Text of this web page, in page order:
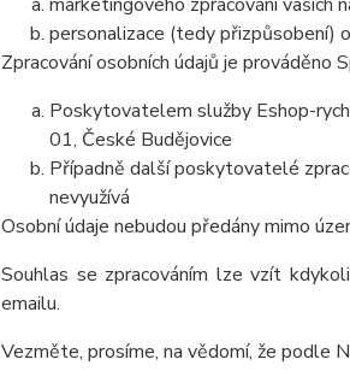
personalizace (tedy přizpůsobení)
Zpracování osobních údajů je prováděno
Poskytovatelem služby Eshop-
01, České Budějovice
Případně další poskytovatelé
nevyužívá
Osobní údaje nebudou předány mimo
Souhlas se zpracováním lze vzít
emailu.
Vezměte, prosíme, na vědomí, že podle